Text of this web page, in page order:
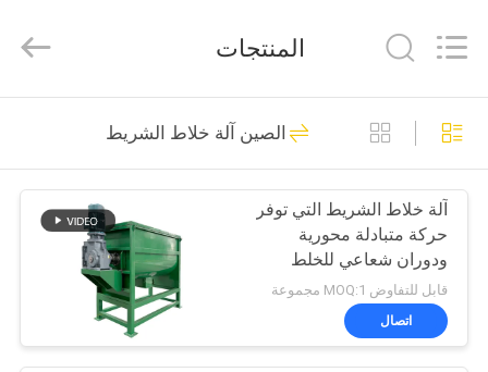
مسكن
منتجات
عرض
الواقع
الافتراضي
Reserved.
آلة الغربلة الاهتزازية
185
84
المنتجات
الصين آلة خلاط الشريط
آلة خلاط الشريط التي توفر
حركة متبادلة محورية
ودوران شعاعي للخلط
الدقيق للغبار والمعجونات
قابل للتفاوض MOQ:1 مجموعة
اتصال